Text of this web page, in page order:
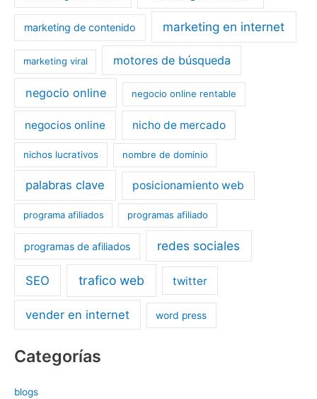
marketing de contenido marketing en internet
marketing viral motores de búsqueda
negocio online negocio online rentable
negocios online nicho de mercado
nichos lucrativos nombre de dominio
palabras clave posicionamiento web
programa afiliados programas afiliado
programas de afiliados redes sociales
SEO trafico web twitter
vender en internet word press
Categorías
blogs